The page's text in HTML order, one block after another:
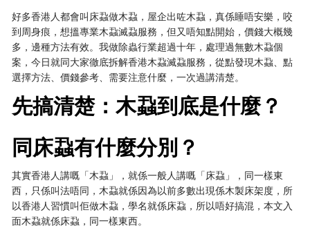
好多香港人都會叫床蝨做木蝨，屋企出咗木蝨，真係睡唔安樂，咬
到周身痕，想搵專業木蝨滅蝨服務，但又唔知點開始，價錢大概幾
多，邊種方法有效。我做除蟲行業超過十年，處理過無數木蝨個
案，今日就同大家徹底拆解香港木蝨滅蝨服務，從點發現木蝨、點
選擇方法、價錢參考、需要注意什麼，一次過講清楚。
先搞清楚：木蝨到底是什麼？
同床蝨有什麼分別？
其實香港人講嘅「木蝨」，就係一般人講嘅「床蝨」，同一樣東
西，只係叫法唔同，木蝨就係因為以前多數出現係木製床架度，所
以香港人習慣叫佢做木蝨，學名就係床蝨，所以唔好搞混，本文入
面木蝨就係床蝨，同一樣東西。